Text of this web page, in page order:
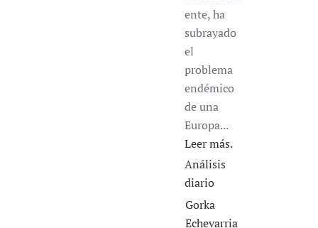
ente, ha
subrayado
el
problema
endémico
de una
Europa...
Leer más.
Análisis
diario
Gorka
Echevarria